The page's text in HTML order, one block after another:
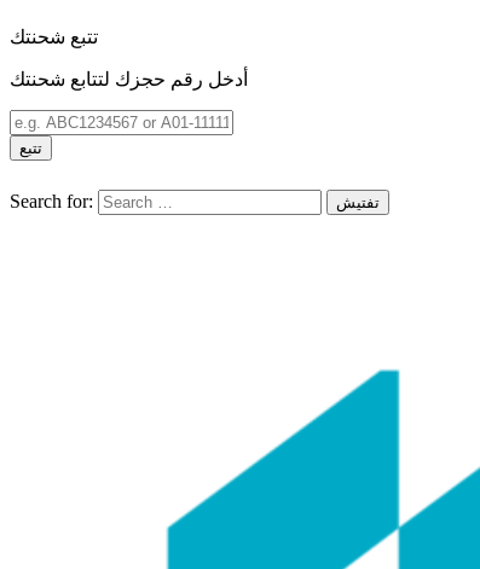
تتبع شحنتك
أدخل رقم حجزك لتتابع شحنتك
تتبع
Search for: تفتيش